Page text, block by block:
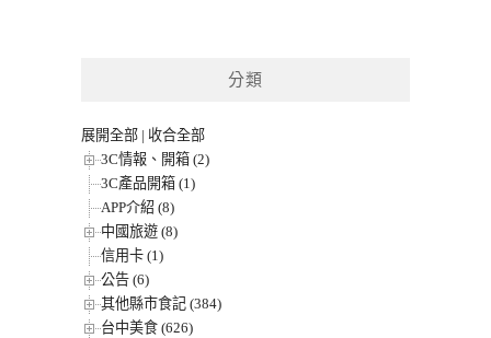
分類
展開全部 | 收合全部
3C情報、開箱 (2)
3C產品開箱 (1)
APP介紹 (8)
中國旅遊 (8)
信用卡 (1)
公告 (6)
其他縣市食記 (384)
台中美食 (626)